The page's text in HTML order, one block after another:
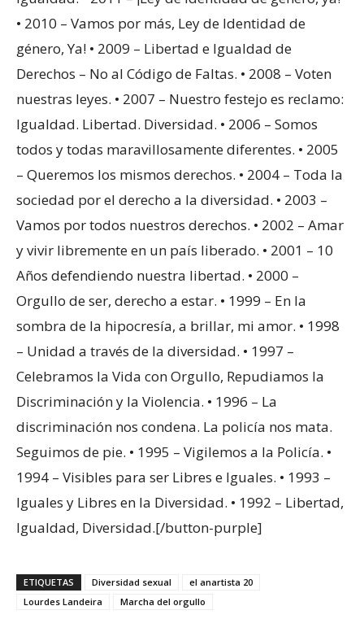
• 2010 – Vamos por más, Ley de Identidad de
género, Ya! • 2009 – Libertad e Igualdad de
Derechos – No al Código de Faltas. • 2008 – Voten
nuestras leyes. • 2007 – Nuestro festejo es reclamo:
Igualdad. Libertad. Diversidad. • 2006 – Somos
todos y todas maravillosamente diferentes. • 2005
– Queremos los mismos derechos. • 2004 – Toda la
sociedad por el derecho a la diversidad. • 2003 –
Vamos por todos nuestros derechos. • 2002 – Amar
y vivir libremente en un país liberado. • 2001 – 10
Años defendiendo nuestra libertad. • 2000 –
Orgullo de ser, derecho a estar. • 1999 – En la
sombra de la hipocresía, a brillar, mi amor. • 1998
– Unidad a través de la diversidad. • 1997 –
Celebramos la Vida con Orgullo, Repudiamos la
Discriminación y la Violencia. • 1996 – La
discriminación nos condena. La policía nos mata.
Seguimos de pie. • 1995 – Vigilemos a la Policía. •
1994 – Visibles para ser Libres e Iguales. • 1993 –
Iguales y Libres en la Diversidad. • 1992 – Libertad,
Igualdad, Diversidad.[/button-purple]
ETIQUETAS Diversidad sexual
el anartista 20
Lourdes Landeira
Marcha del orgullo